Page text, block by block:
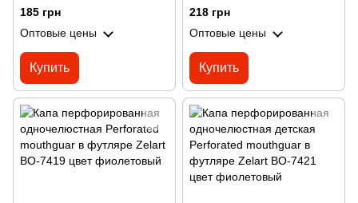
185 грн
Оптовые цены
Купить
218 грн
Оптовые цены
Купить